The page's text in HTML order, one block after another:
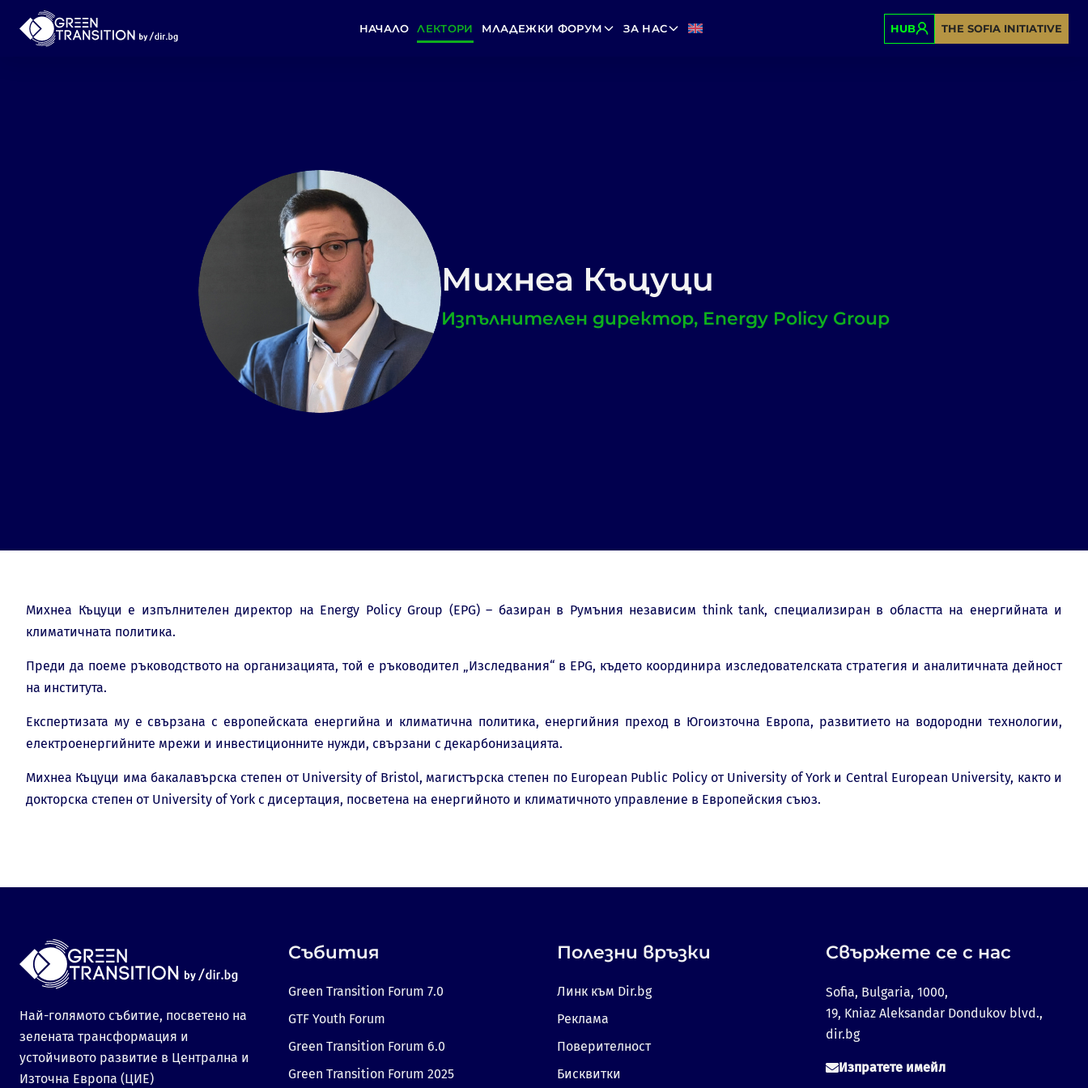
НАЧАЛО ЛЕКТОРИ МЛАДЕЖКИ ФОРУМ ЗА НАС HUB THE SOFIA INITIATIVE
Михнеа Къцуци
Изпълнителен директор, Energy Policy Group
Михнеа Къцуци е изпълнителен директор на Energy Policy Group (EPG) – базиран в Румъния независим think tank, специализиран в областта на енергийната и
климатичната политика.
Преди да поеме ръководството на организацията, той е ръководител „Изследвания“ в EPG, където координира изследователската стратегия и аналитичната дейност
на института.
Експертизата му е свързана с европейската енергийна и климатична политика, енергийния преход в Югоизточна Европа, развитието на водородни технологии,
електроенергийните мрежи и инвестиционните нужди, свързани с декарбонизацията.
Михнеа Къцуци има бакалавърска степен от University of Bristol, магистърска степен по European Public Policy от University of York и Central European University, както и
докторска степен от University of York с дисертация, посветена на енергийното и климатичното управление в Европейския съюз.
Най-голямото събитие, посветено на
зелената трансформация и
устойчивото развитие в Централна и
Източна Европа (ЦИЕ)
Събития
Green Transition Forum 7.0
GTF Youth Forum
Green Transition Forum 6.0
Green Transition Forum 2025
Полезни връзки
Линк към Dir.bg
Реклама
Поверителност
Бисквитки
Свържете се с нас
Sofia, Bulgaria, 1000,
19, Kniaz Aleksandar Dondukov blvd.,
dir.bg
Изпратете имейл